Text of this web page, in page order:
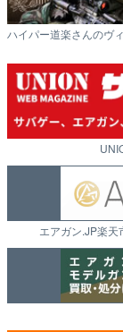
ハイパー道楽さんのヴ
エアガン.JP楽